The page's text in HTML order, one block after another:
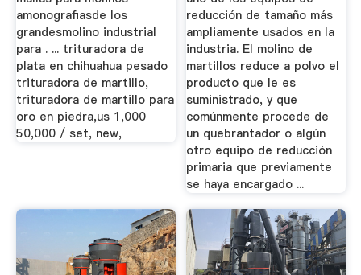
amonografiasde los
grandesmolino industrial
para . ... trituradora de
plata en chihuahua pesado
trituradora de martillo,
trituradora de martillo para
oro en piedra,us 1,000
50,000 / set, new,
reducción de tamaño más
ampliamente usados en la
industria. El molino de
martillos reduce a polvo el
producto que le es
suministrado, y que
comúnmente procede de
un quebrantador o algún
otro equipo de reducción
primaria que previamente
se haya encargado ...